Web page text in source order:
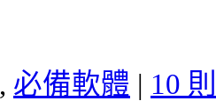
, 必備軟體 | 10